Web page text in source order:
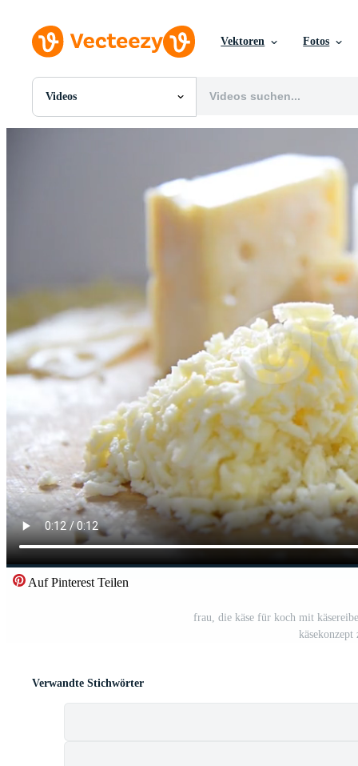
Vektoren Fotos
Videos
Alle Bilder
Redaktionelle Ereignisse
Auf Pinterest Teilen
frau, die käse für koch mit
käsekonzept
Verwandte Stichwörter